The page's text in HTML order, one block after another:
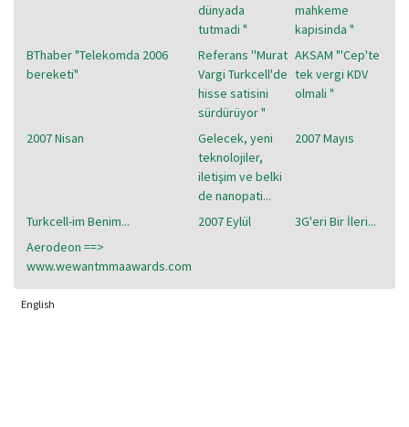
dünyada
tutmadi "
mahkeme
kapisinda "
BThaber "Telekomda 2006
bereketi"
Referans ''Murat
Vargi Turkcell'de
hisse satisini
sürdürüyor "
AKSAM "'Cep'te
tek vergi KDV
olmali "
2007 Nisan
Gelecek, yeni
teknolojiler,
iletişim ve belki
de nanopati...
2007 Mayıs
Turkcell-im Benim... 2007 Eylül
3G'eri Bir İleri...
Aerodeon ==>
www.wewantmmaawards.com
English